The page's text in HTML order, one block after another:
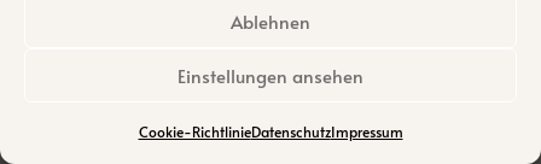
Ablehnen
Einstellungen ansehen
Cookie-RichtlinieDatenschutzImpressum
Risiken, Ethik und Recht:
Worauf Du bei der Nutzung
von ChatGPT achten musst